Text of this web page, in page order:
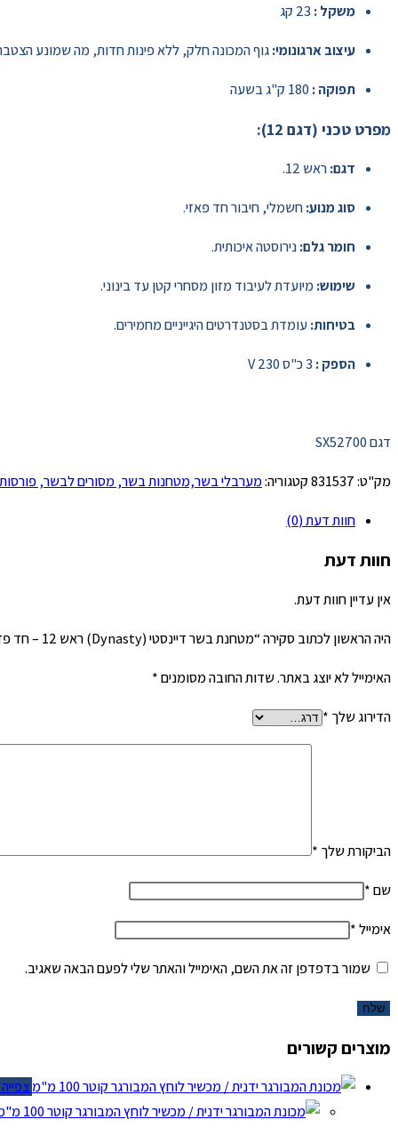
משקל :
עיצוב ארגונומי:גוף המכונה חלק, ללא פינות חדות, מה שמונע
תפוקה :
מפרט טכני (דגם 12):
דגם:ראש 12.
סוג מנוע:חשמלי, חיבור חד פאזי.
חומר גלם:נירוסטה איכותית.
שימוש:מיועדת לעיבוד מזון מסחרי קטן עד בינוני.
בטיחות:עומדת בסטנדרטים היגייניים מחמירים.
הספק :
דגם SX52700
מק"ט:831537קטגוריה:מערבלי בשר,מטחנות בשר, מסורים לבשר,
חוות דעת (0)
חוות דעת
אין עדיין חוות דעת.
היה הראשון לכתוב סקירה “מטחנת בשר דיינסטי (Dynasty) ראש 12 – חד פזי”
האימייל לא יוצג באתר.שדות החובה מסומנים*
הדירוג שלך*
הביקורת שלך*
שם*
אימייל*
שמור בדפדפן זה את השם, האימייל והאתר שלי לפעם הבאה שאגיב.
מוצרים קשורים
צפייה